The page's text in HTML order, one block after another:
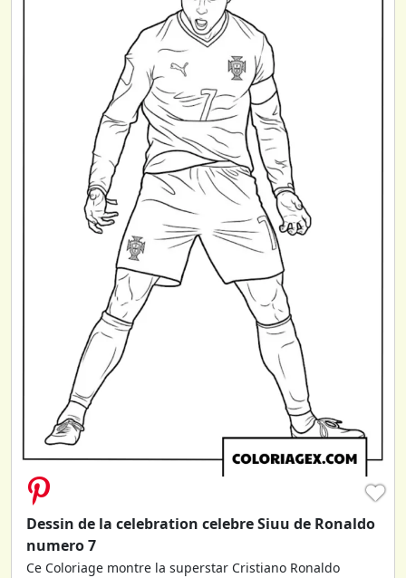
♥
Dessin de la celebration celebre Siuu de Ronaldo
numero 7
Ce Coloriage montre la superstar Cristiano Ronaldo